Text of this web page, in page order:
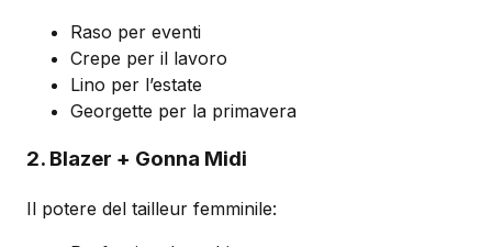
Raso per eventi
Crepe per il lavoro
Lino per l’estate
Georgette per la primavera
2. Blazer + Gonna Midi
Il potere del tailleur femminile: